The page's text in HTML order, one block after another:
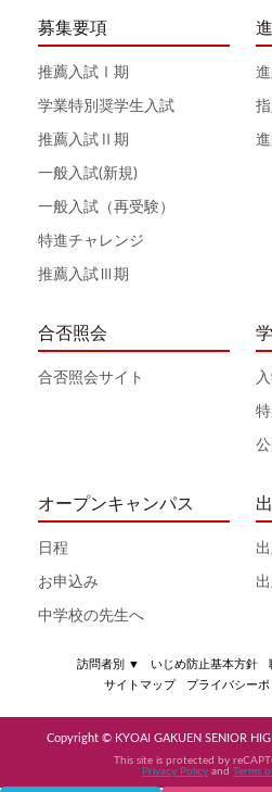
募集要項
推薦入試Ⅰ期
学業特別奨学生入試
推薦入試Ⅱ期
一般入試(新規)
一般入試（再受験）
特進チャレンジ
推薦入試Ⅲ期
合否照会
合否照会サイト
オープンキャンパス
日程
お申込み
中学校の先生へ
訪問者別 ▼ いじめ防止基本方針
サイトマップ
プライバシーポ
Copyright © KYOAI GAKUEN SENIOR
This site is protected by
Privacy Policy and Terms